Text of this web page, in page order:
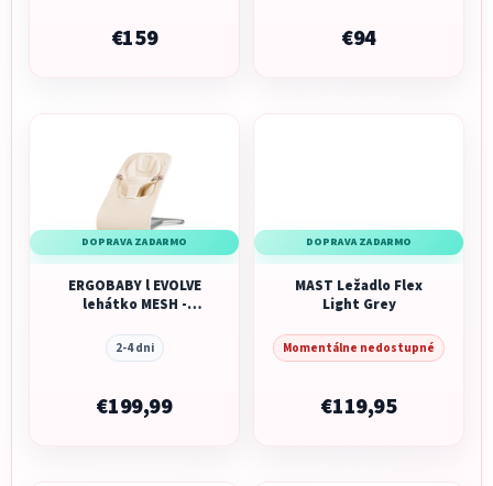
€159 €94
DOPRAVA ZADARMO
ERGOBABY l EVOLVE
lehátko MESH -
2-4 dni
€199,99
DOPRAVA ZADARMO
MAST Ležadlo Flex
Light Grey
Momentálne nedostupné
€119,95